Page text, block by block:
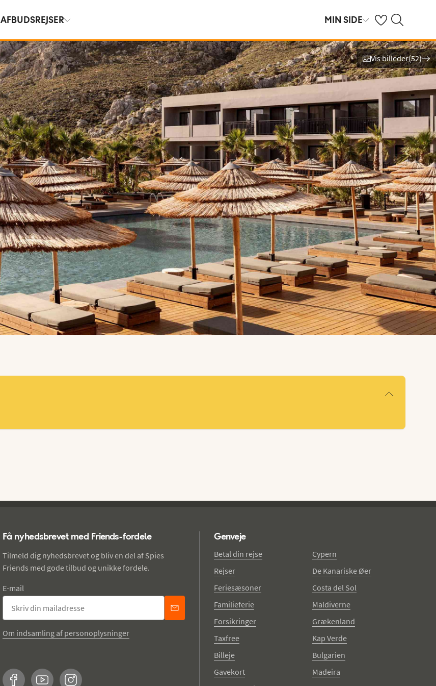
AFBUDSREJSER MIN SIDE Se dine gemte
Søg på spies.dk
Vis billeder(52)
Få nyhedsbrevet med Friends-fordele
Tilmeld dig nyhedsbrevet og bliv en del af Spies
Friends med gode tilbud og unikke fordele.
E-mail
Om indsamling af personoplysninger
Genveje
Betal din rejse
Rejser
Feriesæsoner
Familieferie
Forsikringer
Taxfree
Billeje
Gavekort
Cypern
De Kanariske Øer
Costa del Sol
Maldiverne
Grækenland
Kap Verde
Bulgarien
Madeira